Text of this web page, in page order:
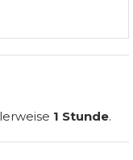
1 Stunde.